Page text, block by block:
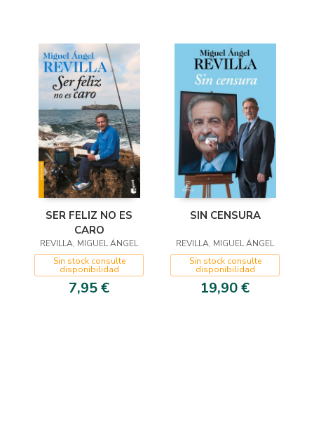
SER FELIZ NO ES
CARO
REVILLA, MIGUEL ÁNGEL
Sin stock consulte
disponibilidad
7,95 €
SIN CENSURA
REVILLA, MIGUEL ÁNGEL
Sin stock consulte
disponibilidad
19,90 €